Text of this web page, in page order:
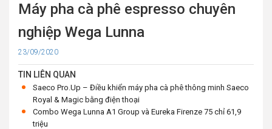
Máy pha cà phê espresso chuyên
nghiệp Wega Lunna
Cập
23/09/2020
TIN LIÊN QUAN
Saeco Pro.Up – Điều khiển máy pha cà phê thông minh Saeco
Royal & Magic bằng điện thoại
Combo Wega Lunna A1 Group và Eureka Firenze 75 chỉ 61,9
triệu